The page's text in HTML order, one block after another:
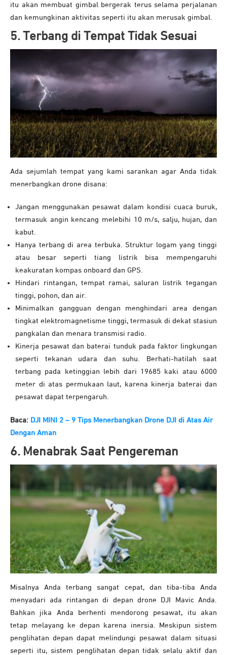
itu akan membuat gimbal bergerak terus selama perjalanan
dan kemungkinan aktivitas seperti itu akan merusak gimbal.
5. Terbang di Tempat Tidak Sesuai
Ada sejumlah tempat yang kami sarankan agar Anda tidak
menerbangkan drone disana:
Jangan menggunakan pesawat dalam kondisi cuaca buruk,
termasuk angin kencang melebihi 10 m/s, salju, hujan, dan
kabut.
Hanya terbang di area terbuka. Struktur logam yang tinggi
atau besar seperti tiang listrik bisa mempengaruhi
keakuratan kompas onboard dan GPS.
Hindari rintangan, tempat ramai, saluran listrik tegangan
tinggi, pohon, dan air.
Minimalkan gangguan dengan menghindari area dengan
tingkat elektromagnetisme tinggi, termasuk di dekat stasiun
pangkalan dan menara transmisi radio.
Kinerja pesawat dan baterai tunduk pada faktor lingkungan
seperti tekanan udara dan suhu. Berhati-hatilah saat
terbang pada ketinggian lebih dari 19685 kaki atau 6000
meter di atas permukaan laut, karena kinerja baterai dan
pesawat dapat terpengaruh.
Baca: DJI MINI 2 – 9 Tips Menerbangkan Drone DJI di Atas Air
Dengan Aman
6. Menabrak Saat Pengereman
Misalnya Anda terbang sangat cepat, dan tiba-tiba Anda
menyadari ada rintangan di depan drone DJI Mavic Anda.
Bahkan jika Anda berhenti mendorong pesawat, itu akan
tetap melayang ke depan karena inersia. Meskipun sistem
penglihatan depan dapat melindungi pesawat dalam situasi
seperti itu, sistem penglihatan depan tidak selalu aktif dan